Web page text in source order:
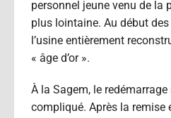
personnel jeune venu de la
plus lointaine. Au début
l’usine entièrement
« âge d’or ».
À la Sagem, le redémarrage
compliqué. Après la remise